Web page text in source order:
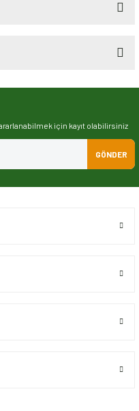
ve diğer konularda
için kayıt olabilirsiniz
GÖNDER